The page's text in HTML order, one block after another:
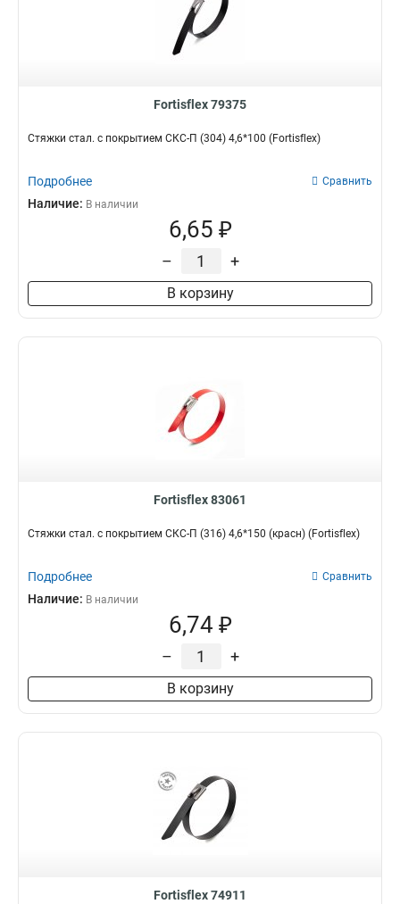
Fortisflex 79375
Стяжки стал. с покрытием СКС-П (304) 4,6*100 (Fortisflex)
Подробнее Сравнить
Наличие: В наличии
6,65 ₽
– +
В корзину
Fortisflex 83061
Стяжки стал. с покрытием СКС-П (316) 4,6*150 (красн) (Fortisflex)
Подробнее Сравнить
Наличие: В наличии
6,74 ₽
– +
В корзину
Fortisflex 74911